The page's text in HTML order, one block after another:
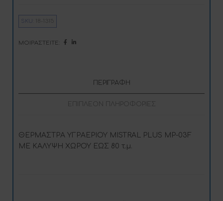
SKU:
ΜΟΙΡΑΣΤΕΊΤΕ:
ΠΕΡΙΓΡΑΦΉ
ΕΠΙΠΛΈΟΝ ΠΛΗΡΟΦΟΡΊΕΣ
ΘΕΡΜΑΣΤΡΑ ΥΓΡΑΕΡΙΟΥ MISTRAL PLUS MP-03F
ΜΕ ΚΑΛΥΨΗ ΧΩΡΟΥ ΕΩΣ 80 τ.μ.